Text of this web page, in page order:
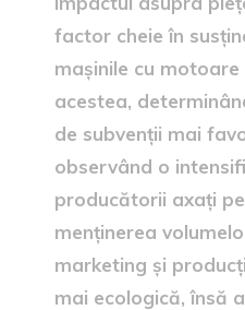
factor cheie în
mașinile cu
acestea,
de subvenții mai
observând o
producătorii axați
menținerea
marketing și
mai ecologică, însă